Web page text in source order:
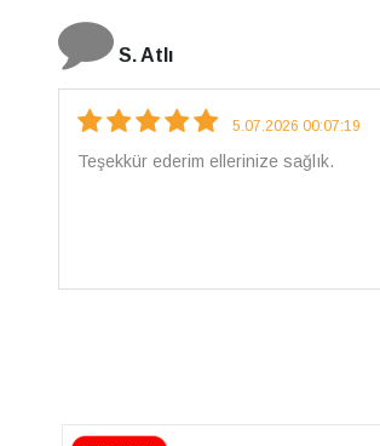
N. Elçi
4.08.2026 16:27:03
Çarpıcı ve olağanüstü bir işçilikle